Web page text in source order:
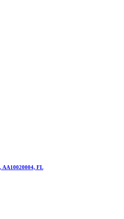
AA10020004, FL